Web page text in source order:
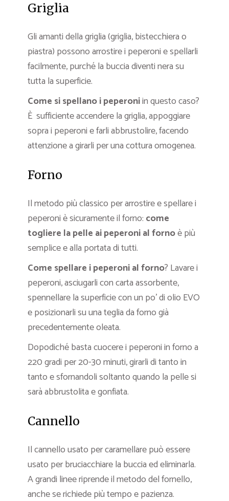
Griglia
Gli amanti della griglia (griglia, bistecchiera o
piastra) possono arrostire i peperoni e spellarli
facilmente, purché la buccia diventi nera su
tutta la superficie.
Come si spellano i peperoniin questo caso?
È sufficiente accendere la griglia, appoggiare
sopra i peperoni e farli abbrustolire, facendo
attenzione a girarli per una cottura omogenea.
Forno
Il metodo più classico per arrostire e spellare i
peperoni è sicuramente il forno: come
togliere la pelle ai peperoni al fornoè più
semplice e alla portata di tutti.
Come spellare i peperoni al forno? Lavare i
peperoni, asciugarli con carta assorbente,
spennellare la superficie con un po’ di olio EVO
e posizionarli su una teglia da forno già
precedentemente oleata.
Dopodiché basta cuocere i peperoni in forno a
220 gradi per 20-30 minuti, girarli di tanto in
tanto e sfornandoli soltanto quando la pelle si
sarà abbrustolita e gonfiata.
Cannello
Il cannello usato per caramellare può essere
usato per bruciacchiare la buccia ed eliminarla.
A grandi linee riprende il metodo del fornello,
anche se richiede più tempo e pazienza.